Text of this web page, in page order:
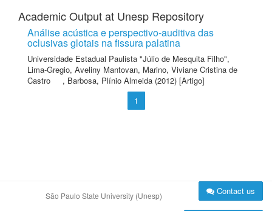
Academic Output at Unesp Repository
Análise acústica e perspectivo-auditiva das
oclusivas glotais na fissura palatina
Universidade Estadual Paulista "Júlio de Mesquita Filho",
Lima-Gregio, Aveliny Mantovan, Marino, Viviane Cristina de
Castro
, Barbosa, Plínio Almeida (2012) [Artigo]
1
São Paulo State University (Unesp) Contact us